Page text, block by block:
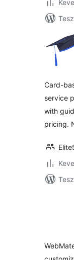
Card-
service
with
pricing.